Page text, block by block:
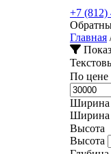
+7 (812)
Главная
По цене
Ширина
Ширина
Высота
Высота